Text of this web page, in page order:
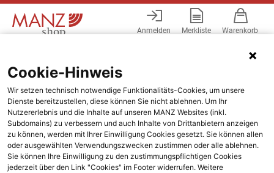
Anmelden Merkliste Warenkorb
Cookie-Hinweis
Wir setzen technisch notwendige Funktionalitäts-Cookies, um unsere
Dienste bereitzustellen, diese können Sie nicht ablehnen. Um Ihr
Nutzererlebnis und die Inhalte auf unseren MANZ Websites (inkl.
Subdomains) zu verbessern und auch Inhalte von Drittanbietern anzeigen
zu können, werden mit Ihrer Einwilligung Cookies gesetzt. Sie können allen
oder ausgewählten Verwendungszwecken zustimmen oder alle ablehnen.
Sie können Ihre Einwilligung zu den zustimmungspflichtigen Cookies
jederzeit über den Link "Cookies" im Footer widerrufen. Weitere